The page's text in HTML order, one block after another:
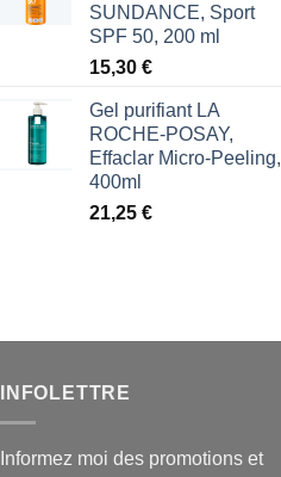
SUNDANCE, Sport
SPF 50, 200 ml
15,30 €
Gel purifiant LA
ROCHE-POSAY,
Effaclar Micro-Peeling,
400ml
21,25 €
INFOLETTRE
Informez moi des promotions et